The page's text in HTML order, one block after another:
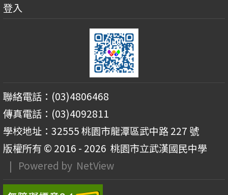
登入
聯絡電話：(03)4806468
傳真電話：(03)4092811
學校地址：32555 桃園市龍潭區武中路 227 號
版權所有 © 2016 - 2026 桃園市立武漢國民中學
| Powered by NetView